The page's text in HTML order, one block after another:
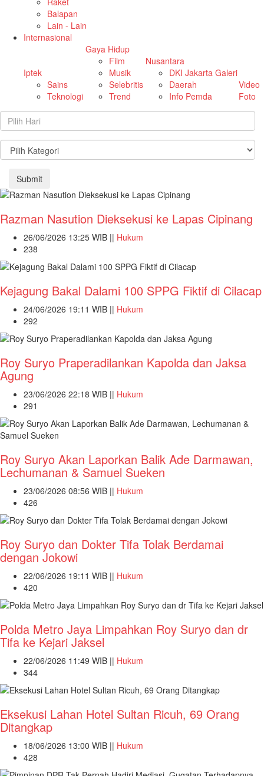
Balapan
Lain - Lain
Internasional
Iptek
Sains
Teknologi
Gaya Hidup
Film
Musik
Selebritis
Trend
Nusantara
DKI Jakarta
Daerah
Info Pemda
Galeri
Video
Foto
Submit
Razman Nasution Dieksekusi ke Lapas Cipinang
26/06/2026 13:25 WIB || Hukum
238
Kejagung Bakal Dalami 100 SPPG Fiktif di Cilacap
24/06/2026 19:11 WIB || Hukum
292
Roy Suryo Praperadilankan Kapolda dan Jaksa
Agung
23/06/2026 22:18 WIB || Hukum
291
Roy Suryo Akan Laporkan Balik Ade Darmawan,
Lechumanan & Samuel Sueken
23/06/2026 08:56 WIB || Hukum
426
Roy Suryo dan Dokter Tifa Tolak Berdamai
dengan Jokowi
22/06/2026 19:11 WIB || Hukum
420
Polda Metro Jaya Limpahkan Roy Suryo dan dr
Tifa ke Kejari Jaksel
22/06/2026 11:49 WIB || Hukum
344
Eksekusi Lahan Hotel Sultan Ricuh, 69 Orang
Ditangkap
18/06/2026 13:00 WIB || Hukum
428